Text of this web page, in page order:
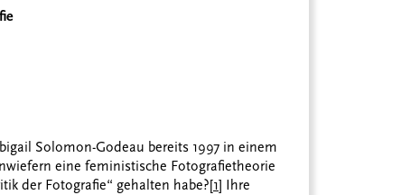
Solomon-Godeau bereits 1997 in einem
eine feministische Fotografietheorie
der Fotografie“ gehalten habe?[1]
Ihre